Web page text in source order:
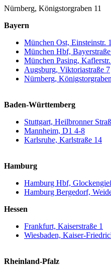
Nürnberg, Königstorgraben 11
Bayern
München Ost, Einsteinstr.
München Hbf, Bayerstraße
München Pasing,
Augsburg, Viktoriastraße 7
Nürnberg,
Baden-Württemberg
Stuttgart, Heilbronner
Mannheim, D1 4-8
Karlsruhe, Karlstraße 14
Hamburg
Hamburg Hbf,
Hamburg Bergedorf,
Hessen
Frankfurt, Kaiserstraße 1
Wiesbaden, Kaiser-
Rheinland-Pfalz